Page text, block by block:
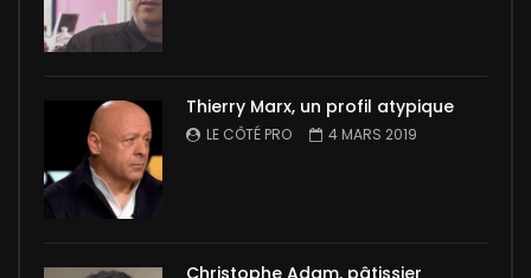
Thierry Marx, un profil atypique
LE CÔTÉ PRO 4 MARS 2019
Christophe Adam, pâtissier